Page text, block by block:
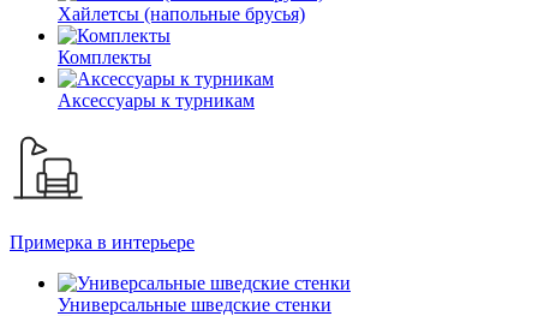
Хайлетсы (напольные брусья)
Комплекты
Аксессуары к турникам
Примерка в интерьере
Универсальные шведские стенки